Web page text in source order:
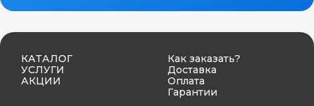
КАТАЛОГ
УСЛУГИ
АКЦИИ
Как заказать?
Доставка
Оплата
Гарантии